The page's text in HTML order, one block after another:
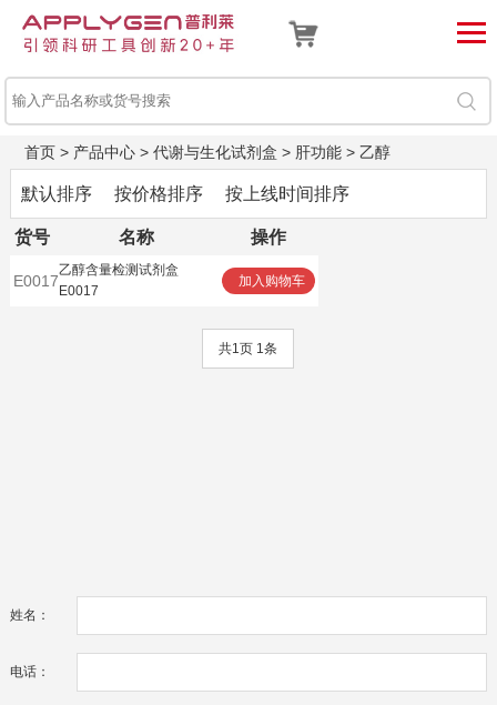
首页> 产品中心> 代谢与生化试剂盒 > 肝功能> 乙醇
默认排序 按价格排序 按上线时间排序
货号 名称 操作
E0017
乙醇含量检测试剂盒
E0017
加入购物车
共1页 1条
姓名：
电话：